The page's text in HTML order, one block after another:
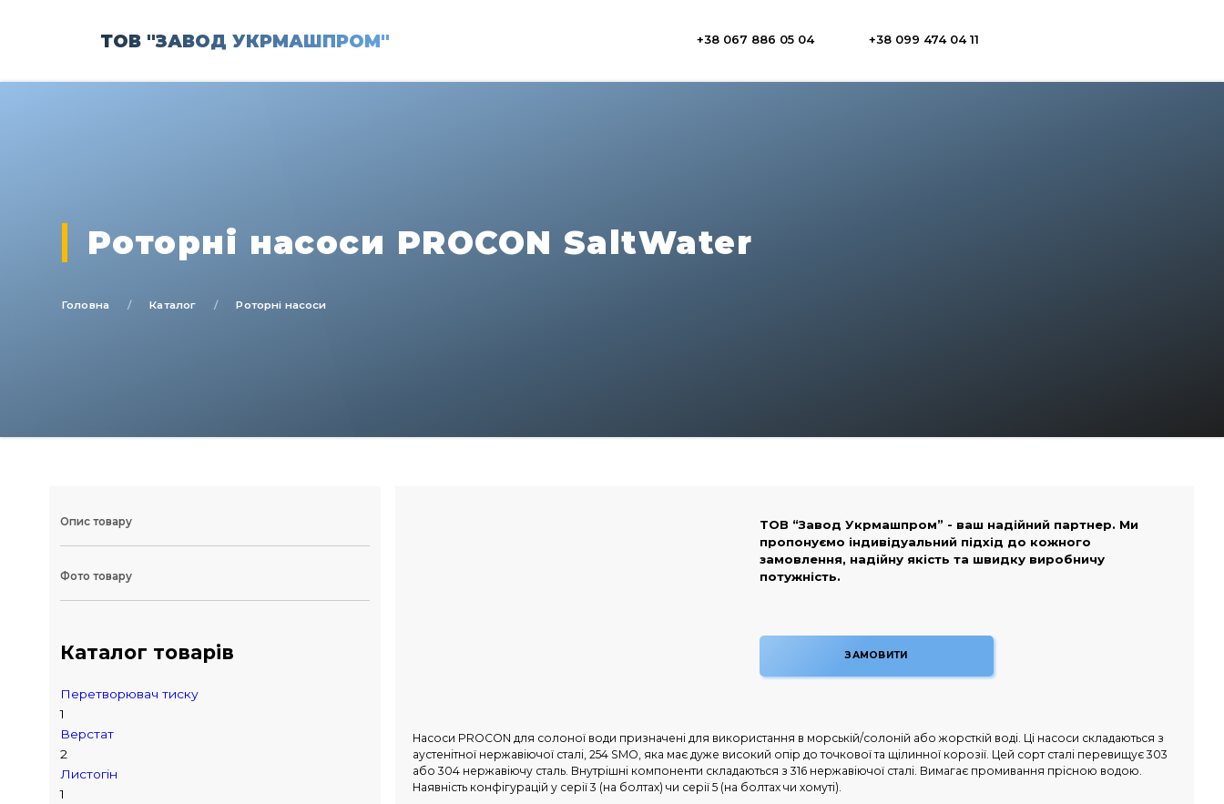
ТОВ "ЗАВОД УКРМАШПРОМ" +38 067 886 05 04 +38 099 474 04 11
Роторні насоси PROCON SaltWater
Головна Каталог Роторні насоси
Опис товару
Фото товару
Каталог товарів
Перетворювач тиску
1
Верстат
2
Листогін
1
ТОВ “Завод Укрмашпром” - ваш надійний партнер. Ми
пропонуємо індивідуальний підхід до кожного
замовлення, надійну якість та швидку виробничу
потужність.
ЗАМОВИТИ
Насоси PROCON для солоної води призначені для використання в морській/солоній або жорсткій воді. Ці насоси складаються з
аустенітної нержавіючої сталі, 254 SMO, яка має дуже високий опір до точкової та щілинної корозії. Цей сорт сталі перевищує 303
або 304 нержавіючу сталь. Внутрішні компоненти складаються з 316 нержавіючої сталі. Вимагає промивання прісною водою.
Наявність конфігурацій у серії 3 (на болтах) чи серії 5 (на болтах чи хомуті).